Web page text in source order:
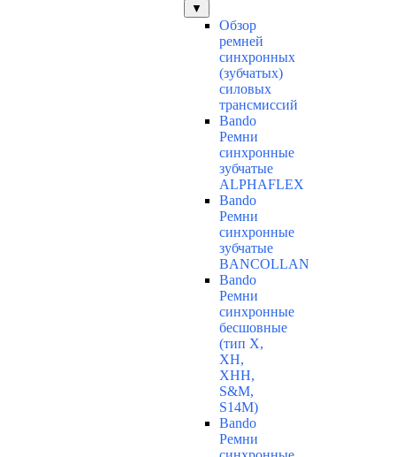
▼
Обзор
ремней
синхронных
(зубчатых)
силовых
трансмиссий
Bando
Ремни
синхронные
зубчатые
ALPHAFLEX
Bando
Ремни
синхронные
зубчатые
BANCOLLAN
Bando
Ремни
синхронные
бесшовные
(тип Х,
ХН,
ХНН,
S&M,
S14М)
Bando
Ремни